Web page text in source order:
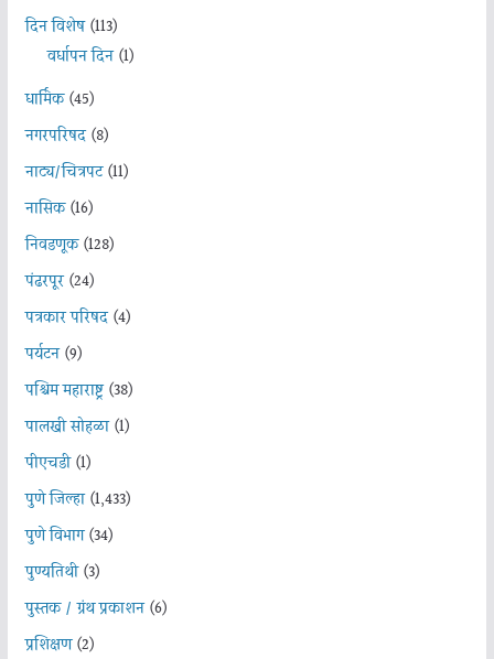
दिन विशेष(113)
वर्धापन दिन(1)
धार्मिक(45)
नगरपरिषद(8)
नाट्य/चित्रपट(11)
नासिक(16)
निवडणूक(128)
पंढरपूर(24)
पत्रकार परिषद(4)
पर्यटन(9)
पश्चिम महाराष्ट्र(38)
पालखी सोहळा(1)
पीएचडी(1)
पुणे जिल्हा(1,433)
पुणे विभाग(34)
पुण्यतिथी(3)
पुस्तक / ग्रंथ प्रकाशन(6)
प्रशिक्षण(2)